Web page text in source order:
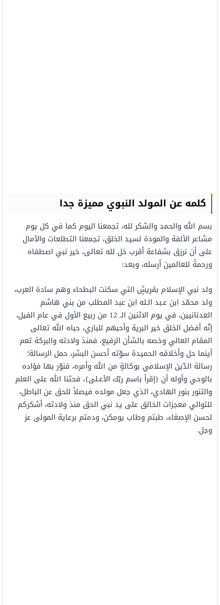
كلمه عن المولد النبوي مميزة جدا
بسم الله والحمد والشكر لله، تجمعنا اليوم كما في كل يوم
مشاعر الألفة والمودة لسيد الخلق، تجمعنا التطلعات والآمال
على أن نرزق بشفاعة أقرب خل لله تعالى، خير نبي اصطفاه
ورحمةً للعالمين أرسله، وبعد:
ولد نبي الإسلام بقريشٍ التي سكنت البطحاء وهم سادة العرب،
ولد محمّد ابن عـبد الـله ابن عبد المطلب من بني هاشم
العدنانيين، في يوم الاثنين الـ 12 من ربيع الأول في عام الفيل،
إنّه أفضل الخلق خير البرية وأحبهم للباري، حباه الله تعالى
المقام العالي وخصه بالشأن الرفيع، فمنذ ولادته والبركة تعم
أينما حل وأخلاقه الحميدة سوّته أحسن البشر، حمل الرسالة؛
رسالة الدّين الإسلامي بوكالةٍ من الله وأمره، فنوّر بها فؤاده
بالوحي وأوله أن {إقرأ باسم ربّك الأعـلى}، فحثنا الله على العلم
والتنور بنور الهادي، الذي جعل مولده فيصلاً للحق عن الباطل،
للتوالي معجزات الخالق على يد نبي الحق منذ ولادته، أشكركم
لحسن الإصغاء، طبتم وطاب يومكن، ودمتم برعاية المولى عز
وجل.